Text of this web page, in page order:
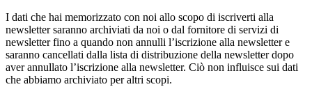
I dati che hai memorizzato con noi allo scopo di iscriverti alla
newsletter saranno archiviati da noi o dal fornitore di servizi di
newsletter fino a quando non annulli l’iscrizione alla newsletter e
saranno cancellati dalla lista di distribuzione della newsletter dopo
aver annullato l’iscrizione alla newsletter. Ciò non influisce sui dati
che abbiamo archiviato per altri scopi.